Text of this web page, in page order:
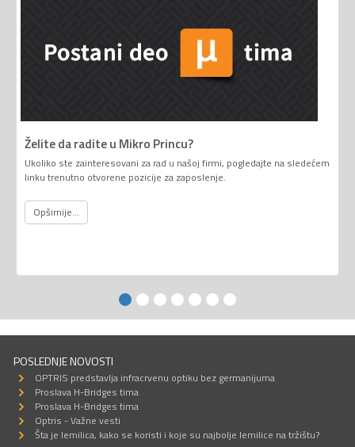
Želite da radite u Mikro Princu?
Ukoliko ste zainteresovani za rad u našoj firmi, pogledajte na sledećem
linku trenutno otvorene pozicije za zaposlenje.
Opširnije...
POSLEDNJE NOVOSTI
OPTRIS predstavlja infracrvenu optiku bez germanijuma
Proslava H-Bridges tima
Proslava H-Bridges tima
Optris - Važne vesti
Šta je lemilica, kako se koristi i koje su najbolje lemilice na tržištu?